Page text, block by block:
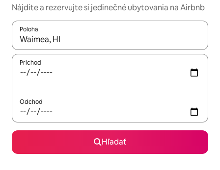
Nájdite a rezervujte si jedinečné ubytovania na Airbnb
Poloha
Keď budú výsledky k dispozícii, môžete si ich prechádzať
Príchod
Odchod
Hľadať